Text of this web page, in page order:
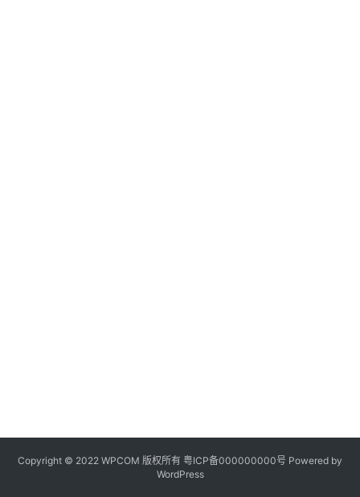
Copyright © 2022 WPCOM 版权所有 粤ICP备000000000号 Powered by
WordPress